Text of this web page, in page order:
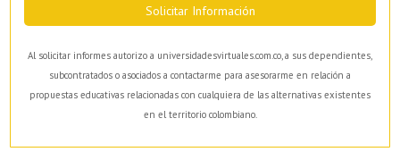
Solicitar Información
Al solicitar informes autorizo a universidadesvirtuales.com.co, a sus dependientes,
subcontratados o asociados a contactarme para asesorarme en relación a
propuestas educativas relacionadas con cualquiera de las alternativas existentes
en el territorio colombiano.